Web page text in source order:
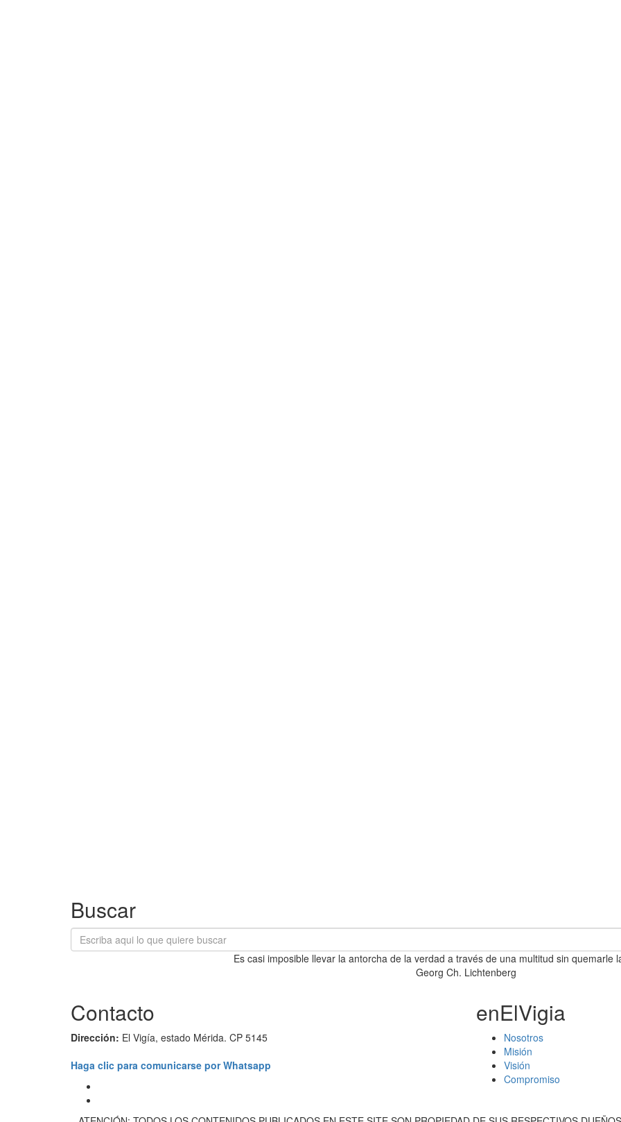
Buscar
Es casi imposible llevar la antorcha de la verdad a través de una multitud sin quemarle
Georg Ch. Lichtenberg
Contacto
Dirección: El Vigía, estado Mérida. CP 5145
Haga clic para comunicarse por Whatsapp
enElVigia
Nosotros
Misión
Visión
Compromiso